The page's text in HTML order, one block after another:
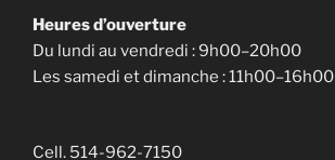
Heures d’ouverture
Du lundi au vendredi : 9h00–20h00
Les samedi et dimanche : 11h00–16h00
Cell. 514-962-7150